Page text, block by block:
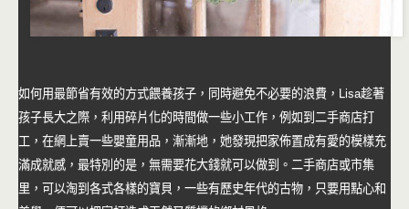
如何用最節省有效的方式餵養孩子，同時避免不必要的浪費，Lisa趁著
孩子長大之際，利用碎片化的時間做一些小工作，例如到二手商店打
工，在網上賣一些嬰童用品，漸漸地，她發現把家佈置成有愛的模樣充
滿成就感，最特別的是，無需要花大錢就可以做到。二手商店或市集
里，可以淘到各式各樣的寶貝，一些有歷史年代的古物，只要用點心和